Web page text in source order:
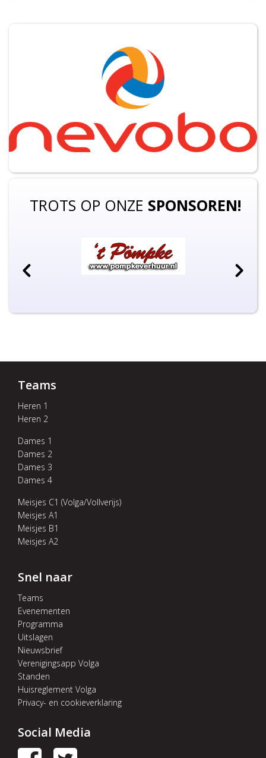
TROTS OP ONZE SPONSOREN!
Teams
Heren 1
Heren 2
Dames 1
Dames 2
Dames 3
Dames 4
Meisjes C1 (Volga/Vollverijs)
Meisjes A1
Meisjes B1
Meisjes A2
Snel naar
Teams
Evenementen
Programma
Uitslagen
Nieuwsbrief
Verenigingsapp Volga
Standen
Huisreglement Volga
Privacy- en cookieverklaring
Social Media